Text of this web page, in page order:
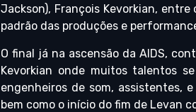
Jackson), François Kevorkian,
padrão das produções e
O final já na ascensão da AIDS,
Kevorkian onde muitos talentos
engenheiros de som, assistentes,
bem como o início do fim de Levan